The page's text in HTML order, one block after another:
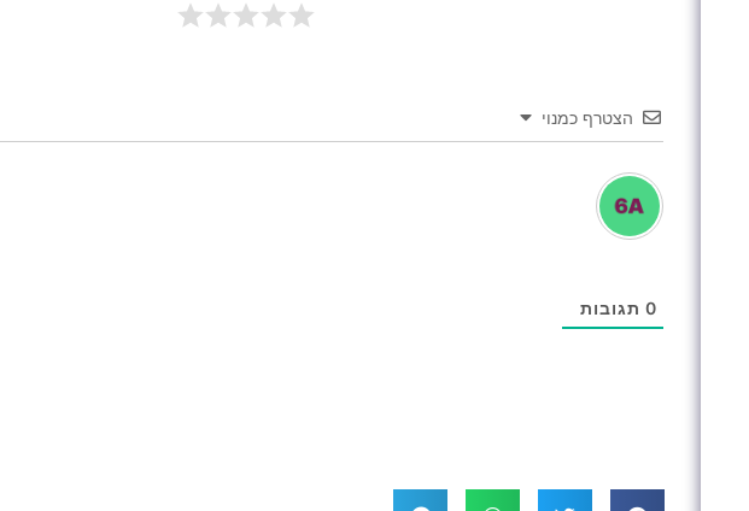
הצטרף כמנוי
0 תגובות